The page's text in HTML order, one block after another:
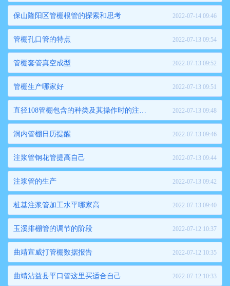
保山隆阳区管棚根管的探索和思考 2022-07-14 09:46
管棚孔口管的特点 2022-07-13 09:54
管棚套管真空成型 2022-07-13 09:52
管棚生产哪家好 2022-07-13 09:51
直径108管棚包含的种类及其操作时的注意事项 2022-07-13 09:48
洞内管棚日历提醒 2022-07-13 09:46
注浆管钢花管提高自己 2022-07-13 09:44
注浆管的生产 2022-07-13 09:42
桩基注浆管加工水平哪家高 2022-07-13 09:40
玉溪排棚管的调节的阶段 2022-07-12 10:37
曲靖宣威打管棚数据报告 2022-07-12 10:35
曲靖沾益县平口管这里买适合自己 2022-07-12 10:33